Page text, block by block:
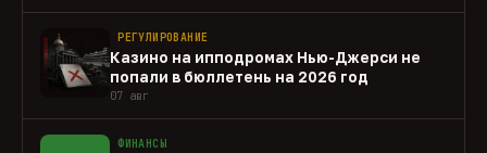
РЕГУЛИРОВАНИЕ
Казино на ипподромах Нью-Джерси не
попали в бюллетень на 2026 год
07 авг
ФИНАНСЫ